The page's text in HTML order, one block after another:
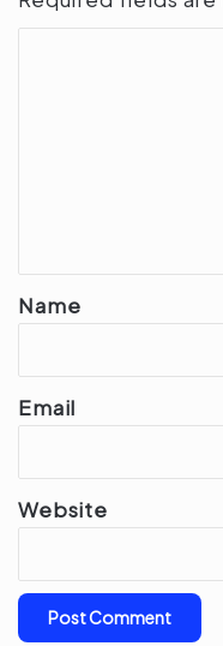
*
Name
Email
Website